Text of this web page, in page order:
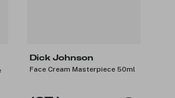
Dick Johnson
Face Cream Masterpiece 50ml